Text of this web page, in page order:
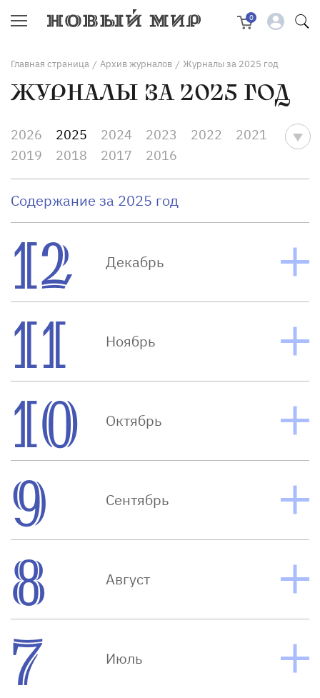
0
Главная страница / Архив журналов / Журналы за 2025 год
ЖУРНАЛЫ ЗА 2025 ГОД
2026 2025 2024 2023 2022
2021
2019
2018 2017 2016
Содержание за 2025 год
12 Декабрь
11 Ноябрь
10 Октябрь
9 Сентябрь
8 Август
7 Июль